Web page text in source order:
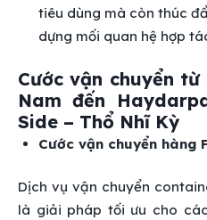
tiêu dùng mà còn thúc
dựng mối quan hệ hợp
Cước vận chuyển
Nam đến
Side – Thổ Nhĩ Kỳ
Cước vận chuyển hàng
Dịch vụ vận chuyển
là giải pháp tối ưu cho